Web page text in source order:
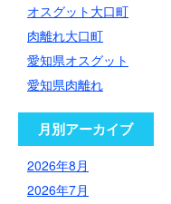
オスグット大口町
肉離れ大口町
愛知県オスグット
愛知県肉離れ
月別アーカイブ
2026年8月
2026年7月